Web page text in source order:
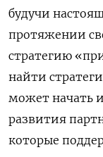
будучи
протяжении
стратегию
найти
может начать
развития
которые